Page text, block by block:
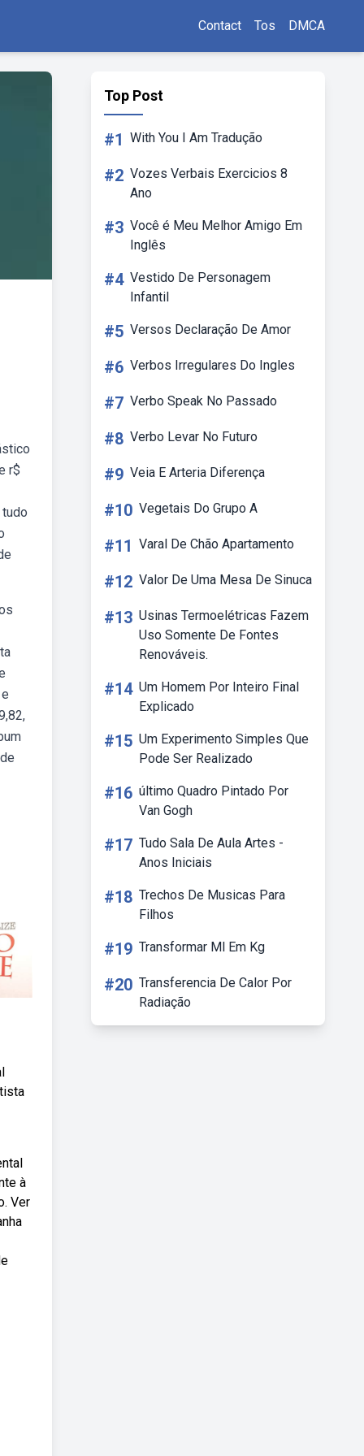
Contact Tos DMCA
r$
à
Ver
Top Post
#1 With You I Am Tradução
#2 Vozes Verbais Exercicios 8
Ano
#3 Você é Meu Melhor Amigo Em
Inglês
#4 Vestido De Personagem
Infantil
#5 Versos Declaração De Amor
#6 Verbos Irregulares Do Ingles
#7 Verbo Speak No Passado
#8 Verbo Levar No Futuro
#9 Veia E Arteria Diferença
#10 Vegetais Do Grupo A
#11 Varal De Chão Apartamento
#12 Valor De Uma Mesa De Sinuca
#13 Usinas Termoelétricas Fazem
Uso Somente De Fontes
Renováveis.
#14 Um Homem Por Inteiro Final
Explicado
#15 Um Experimento Simples Que
Pode Ser Realizado
#16 último Quadro Pintado Por
Van Gogh
#17 Tudo Sala De Aula Artes -
Anos Iniciais
#18 Trechos De Musicas Para
Filhos
#19 Transformar Ml Em Kg
#20 Transferencia De Calor Por
Radiação